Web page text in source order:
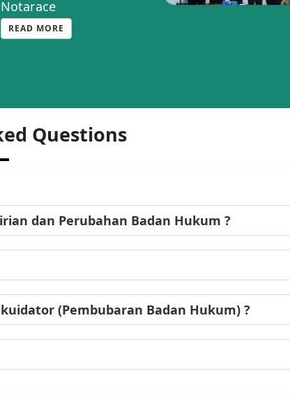
Notarace
READ MORE
Questions
dan Perubahan Badan Hukum ?
(Pembubaran Badan Hukum) ?